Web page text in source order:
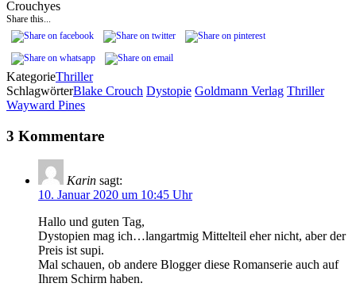
Crouchyes
Share this...
KategorieThriller
SchlagwörterBlake Crouch Dystopie Goldmann Verlag Thriller
Wayward Pines
3 Kommentare
Karin sagt:
10. Januar 2020 um 10:45 Uhr
Hallo und guten Tag,
Dystopien mag ich…langartmig Mittelteil eher nicht, aber der
Preis ist supi.
Mal schauen, ob andere Blogger diese Romanserie auch auf
Ihrem Schirm haben.